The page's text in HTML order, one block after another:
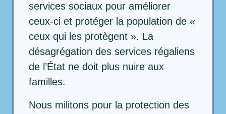
services sociaux pour améliorer
ceux-ci et protéger la population de «
ceux qui les protègent ». La
désagrégation des services régaliens
de l’État ne doit plus nuire aux
familles.
Nous militons pour la protection des